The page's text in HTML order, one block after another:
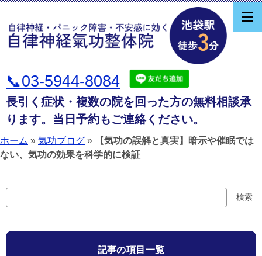
📞03-5944-8084
長引く症状・複数の院を回った方の無料相談承
ります。当日予約もご連絡ください。
ホーム » 気功ブログ »
【気功の誤解と真実】暗示や催眠では
ない、気功の効果を科学的に検証
索
検索
記事の項目一覧